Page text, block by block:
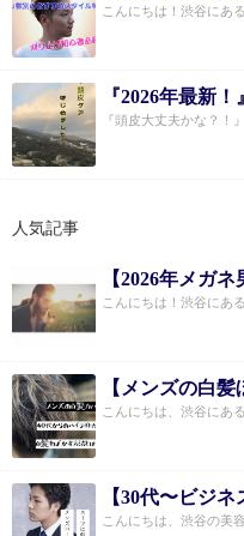
こんにちは！渋谷にあ
『頭皮大丈夫かな？！
人気記事
こんにちは！渋谷にあ
こんにちは、渋谷にあ
こんにちは、渋谷の美